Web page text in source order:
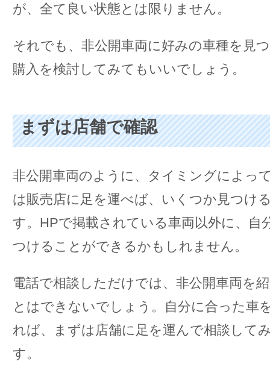
が、全て良い状態とは限りません。
それでも、非公開車両に好みの車種を見
購入を検討してみてもいいでしょう。
まずは店舗で確認
非公開車両のように、タイミングによっ
は販売店に足を運べば、いくつか見つけ
す。HPで掲載されている車両以外に、自
つけることができるかもしれません。
電話で相談しただけでは、非公開車両を
とはできないでしょう。自分に合った車
れば、まずは店舗に足を運んで相談して
す。